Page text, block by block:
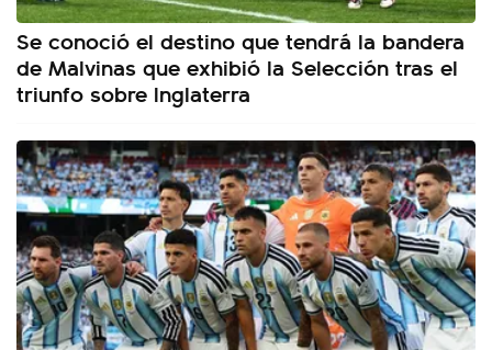
Se conoció el destino que tendrá la bandera
de Malvinas que exhibió la Selección tras el
triunfo sobre Inglaterra